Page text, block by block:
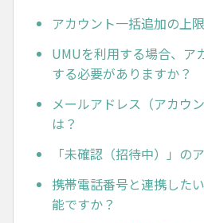
アカウント一括追加の上
UMUを利用する場合、ア
する必要がありますか？
メールアドレス（アカウ
は？
「未確認（招待中）」の
携帯電話番号と連携した
能ですか？